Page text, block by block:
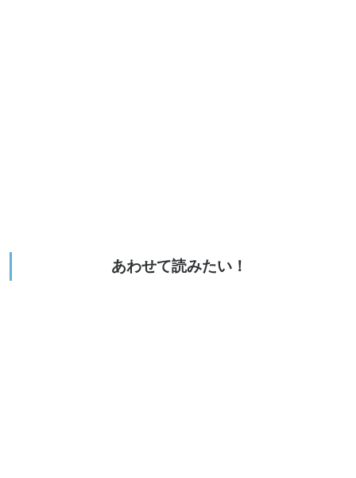
あわせて読みたい！